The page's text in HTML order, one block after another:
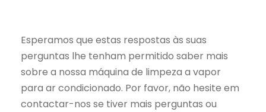
Esperamos que estas respostas às suas
perguntas lhe tenham permitido saber mais
sobre a nossa máquina de limpeza a vapor
para ar condicionado. Por favor, não hesite em
contactar-nos se tiver mais perguntas ou